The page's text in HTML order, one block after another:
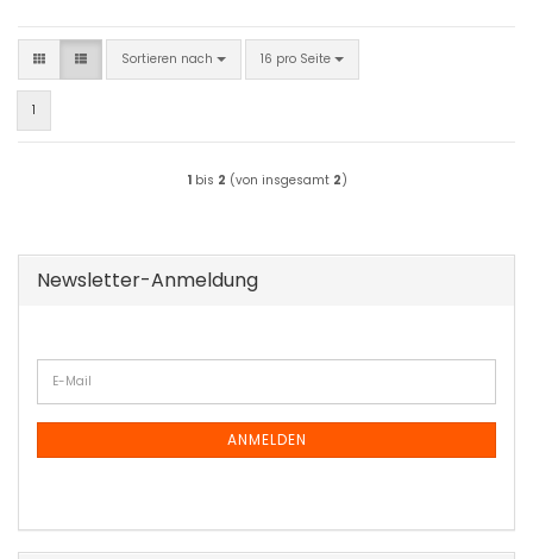
Sortieren nach
Sortieren nach 16 pro Seite
pro Seite
1
1bis 2 (von insgesamt 2)
Newsletter-Anmeldung
WEITER
ZUR
NEWSLETTER-
E-
ANMELDEN